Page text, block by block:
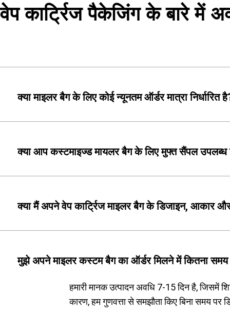
वेप कार्ट्रिज पैकेजिंग के बारे में
क्या माइलर बैग के लिए कोई न्यूनतम ऑर्डर मात्रा निर्धारित
क्या आप कस्टमाइज्ड मायलर बैग के लिए मुफ्त सैंपल उपलब्ध
क्या मैं अपने वेप कार्ट्रिज माइलर बैग के डिजाइन,
मुझे अपने माइलर कस्टम बैग का ऑर्डर मिलने में कितना समय
हमारी मानक उत्पादन अवधि 7-15 दिन है,
कारण, हम गुणवत्ता से समझौता किए बिना समय पर